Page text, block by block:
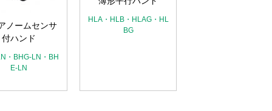
ノームセンサ
付ハンド
・BHG-LN・BH
E-LN
HLA・HLB・HLAG・HL
BG